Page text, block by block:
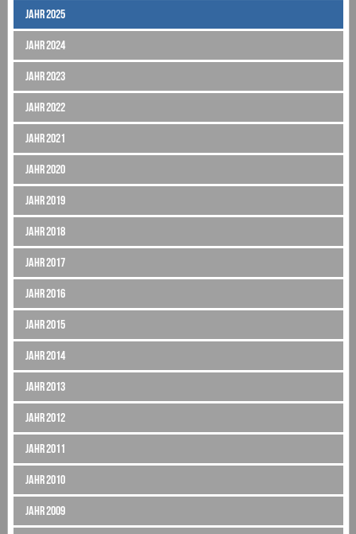
Jahr 2025
Jahr 2024
Jahr 2023
Jahr 2022
Jahr 2021
Jahr 2020
Jahr 2019
Jahr 2018
Jahr 2017
Jahr 2016
Jahr 2015
Jahr 2014
Jahr 2013
Jahr 2012
Jahr 2011
Jahr 2010
Jahr 2009